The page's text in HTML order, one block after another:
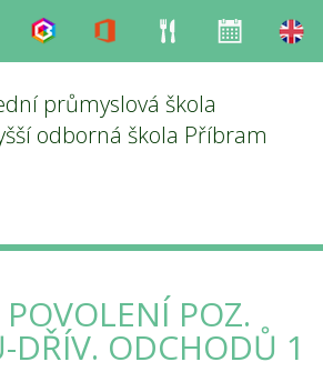
Bakaláři Office Strava
průmyslová škola
odborná škola Příbram
POZ.
DŘÍV. ODCHODŮ 1